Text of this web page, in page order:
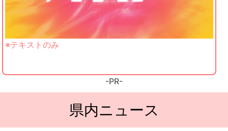
※テキストのみ
-PR-
県内ニュース